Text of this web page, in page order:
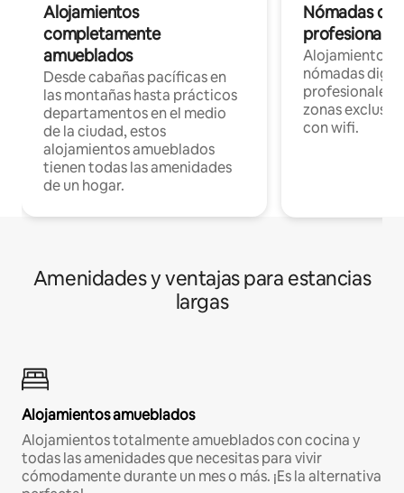
Alojamientos
completamente
amueblados
Desde cabañas pacíficas en
las montañas hasta prácticos
departamentos en el medio
de la ciudad, estos
alojamientos amueblados
tienen todas las amenidades
de un hogar.
Nómadas
Alojamientos
nómadas
profesionales
zonas
con wifi.
Amenidades y ventajas para estancias
largas
Alojamientos amueblados
Alojamientos totalmente amueblados con cocina y
todas las amenidades que necesitas para vivir
cómodamente durante un mes o más. ¡Es la alternativa